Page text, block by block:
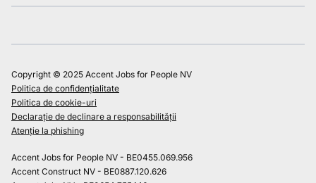
Copyright © 2025 Accent Jobs for People NV
Politica de confidențialitate
Politica de cookie-uri
Declarație de declinare a responsabilității
Atenție la phishing
Accent Jobs for People NV - BE0455.069.956
Accent Construct NV - BE0887.120.626